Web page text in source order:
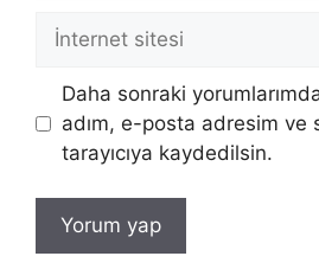
İnternet
sitesi
Daha sonraki
adım, e-posta adresim ve
tarayıcıya kaydedilsin.